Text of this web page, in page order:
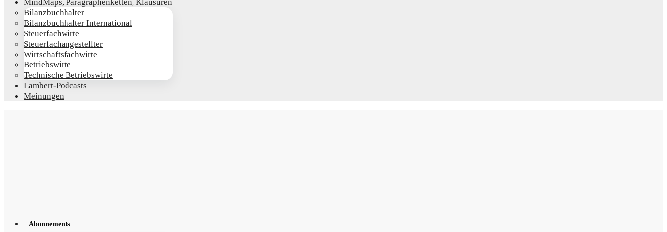
Mind­Maps, Para­gra­phen­ket­ten, Klausuren
Bilanz­buch­hal­ter
Bilanz­buch­hal­ter International
Steu­er­fach­wir­te
Steu­er­fach­an­ge­stell­ter
Wirt­schafts­fach­wir­te
Betriebs­wir­te
Tech­ni­sche Betriebswirte
Lam­­bert-Pod­­casts
Mei­nun­gen
Abon­ne­ments